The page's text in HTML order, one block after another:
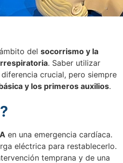
del socorrismo y la
. Saber utilizar
crucial, pero siempre
y los primeros auxilios.
en una emergencia cardíaca.
eléctrica para restablecerlo.
temprana y de una